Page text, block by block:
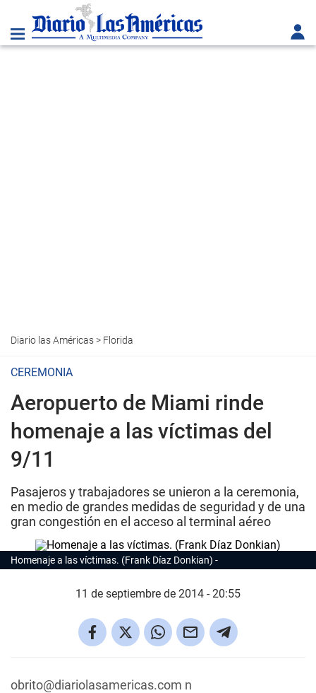
Diario las Américas> Florida
CEREMONIA
Aeropuerto de Miami rinde
homenaje a las víctimas del
9/11
Pasajeros y trabajadores se unieron a la ceremonia,
en medio de grandes medidas de seguridad y de una
gran congestión en el acceso al terminal aéreo
Homenaje a las víctimas. (Frank Díaz Donkian)
11 de septiembre de 2014 - 20:55
obrito@diariolasamericas.com n